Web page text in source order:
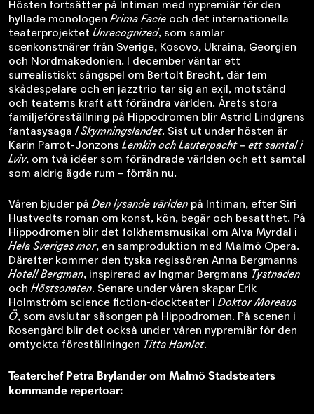
Hösten fortsätter på Intiman med nypremiär för den
hyllade monologen Prima Facie och det internationella
teaterprojektet Unrecognized, som samlar
scenkonstnärer från Sverige, Kosovo, Ukraina, Georgien
och Nordmakedonien. I december väntar ett
surrealistiskt sångspel om Bertolt Brecht, där fem
skådespelare och en jazztrio tar sig an exil, motstånd
och teaterns kraft att förändra världen. Årets stora
familjeföreställning på Hippodromen blir Astrid Lindgrens
fantasysaga I Skymningslandet. Sist ut under hösten är
Karin Parrot-Jonzons Lemkin och Lauterpacht – ett samtal i
Lviv, om två idéer som förändrade världen och ett samtal
som aldrig ägde rum – förrän nu.
Våren bjuder på Den lysande världen på Intiman, efter Siri
Hustvedts roman om konst, kön, begär och besatthet. På
Hippodromen blir det folkhemsmusikal om Alva Myrdal i
Hela Sveriges mor, en samproduktion med Malmö Opera.
Därefter kommer den tyska regissören Anna Bergmanns
Hotell Bergman, inspirerad av Ingmar Bergmans Tystnaden
och Höstsonaten. Senare under våren skapar Erik
Holmström science fiction-dockteater i Doktor Moreaus
Ö, som avslutar säsongen på Hippodromen. På scenen i
Rosengård blir det också under våren nypremiär för den
omtyckta föreställningen Titta Hamlet.
Teaterchef Petra Brylander om Malmö Stadsteaters
kommande repertoar: